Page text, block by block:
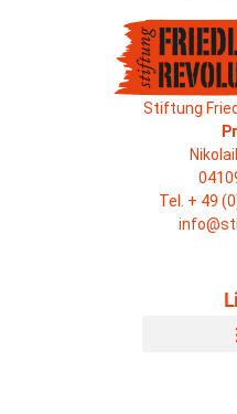
Stiftung
Tel. + 49